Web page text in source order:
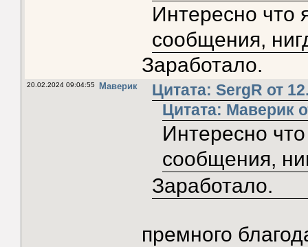
Интересно что
сообщения,
Заработало.
20.02.2024 09:04:55 Маверик
Цитата: SergR от
Цитата: Маверик
Интересно
сообщения,
Заработало.
премного